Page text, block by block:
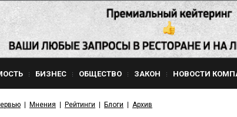
БИЗНЕС ОБЩЕСТВО ЗАКОН НОВОСТИ
Мнения Рейтинги Блоги Архив